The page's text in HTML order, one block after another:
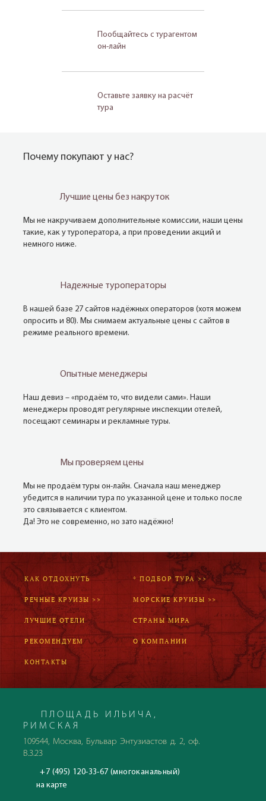
Пообщайтесь с турагентом
он-лайн
Оставьте заявку на расчёт
тура
Почему покупают у нас?
Лучшие цены без накруток
Мы не накручиваем дополнительные комиссии, наши цены
такие, как у туроператора, а при проведении акций и
немного ниже.
Надежные туроператоры
В нашей базе 27 сайтов надёжных операторов (хотя можем
опросить и 80). Мы снимаем актуальные цены с сайтов в
режиме реального времени.
Опытные менеджеры
Наш девиз – «продаём то, что видели сами». Наши
менеджеры проводят регулярные инспекции отелей,
посещают семинары и рекламные туры.
Мы проверяем цены
Мы не продаём туры он-лайн. Сначала наш менеджер
убедится в наличии тура по указанной цене и только после
это связывается с клиентом.
Да! Это не современно, но зато надёжно!
КАК ОТДОХНУТЬ * ПОДБОР ТУРА >>
РЕЧНЫЕ КРУИЗЫ >> МОРСКИЕ КРУИЗЫ >>
ЛУЧШИЕ ОТЕЛИ СТРАНЫ МИРА
РЕКОМЕНДУЕМ О КОМПАНИИ
КОНТАКТЫ
ПЛОЩАДЬ ИЛЬИЧА,
РИМСКАЯ
109544, Москва, Бульвар Энтузиастов д. 2, оф.
В.3.23
+7 (495) 120-33-67 (многоканальный)
на карте